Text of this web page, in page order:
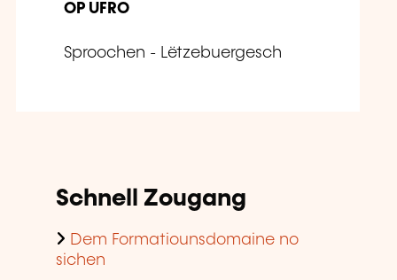
OP UFRO
Sproochen - Lëtzebuergesch
Schnell Zougang
Dem Formatiounsdomaine no
sichen